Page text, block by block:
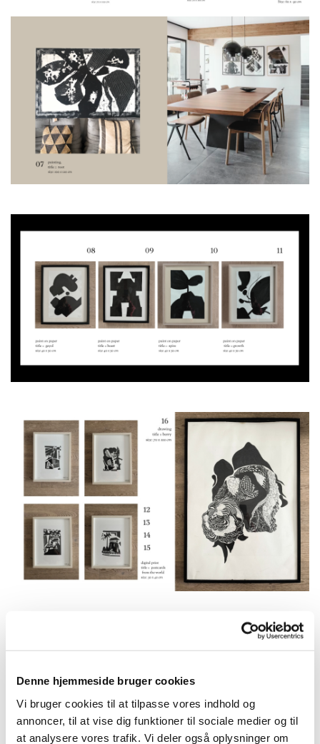
Denne hjemmeside bruger cookies
Vi bruger cookies til at tilpasse vores indhold og
annoncer, til at vise dig funktioner til sociale medier og til
at analysere vores trafik. Vi deler også oplysninger om